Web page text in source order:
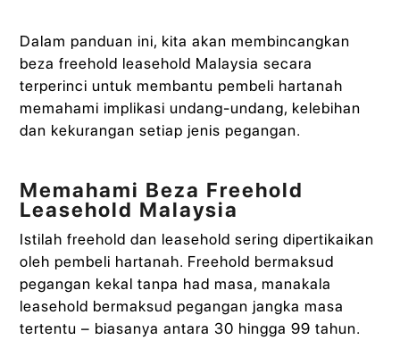
Dalam panduan ini, kita akan membincangkan
beza freehold leasehold Malaysia secara
terperinci untuk membantu pembeli hartanah
memahami implikasi undang-undang, kelebihan
dan kekurangan setiap jenis pegangan.
Memahami Beza Freehold
Leasehold Malaysia
Istilah freehold dan leasehold sering dipertikaikan
oleh pembeli hartanah. Freehold bermaksud
pegangan kekal tanpa had masa, manakala
leasehold bermaksud pegangan jangka masa
tertentu – biasanya antara 30 hingga 99 tahun.